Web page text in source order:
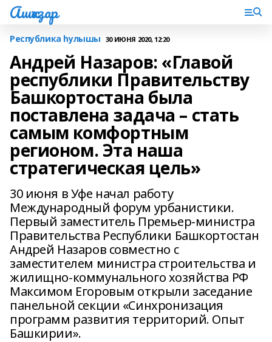
Ашҡаҙар
Республика һулышы 30 ИЮНЯ 2020, 12:20
Андрей Назаров: «Главой
республики Правительству
Башкортостана была
поставлена задача – стать
самым комфортным
регионом. Эта наша
стратегическая цель»
30 июня в Уфе начал работу
Международный форум урбанистики.
Первый заместитель Премьер-министра
Правительства Республики Башкортостан
Андрей Назаров совместно с
заместителем министра строительства и
жилищно-коммунального хозяйства РФ
Максимом Егоровым открыли заседание
панельной секции «Синхронизация
программ развития территорий. Опыт
Башкирии».